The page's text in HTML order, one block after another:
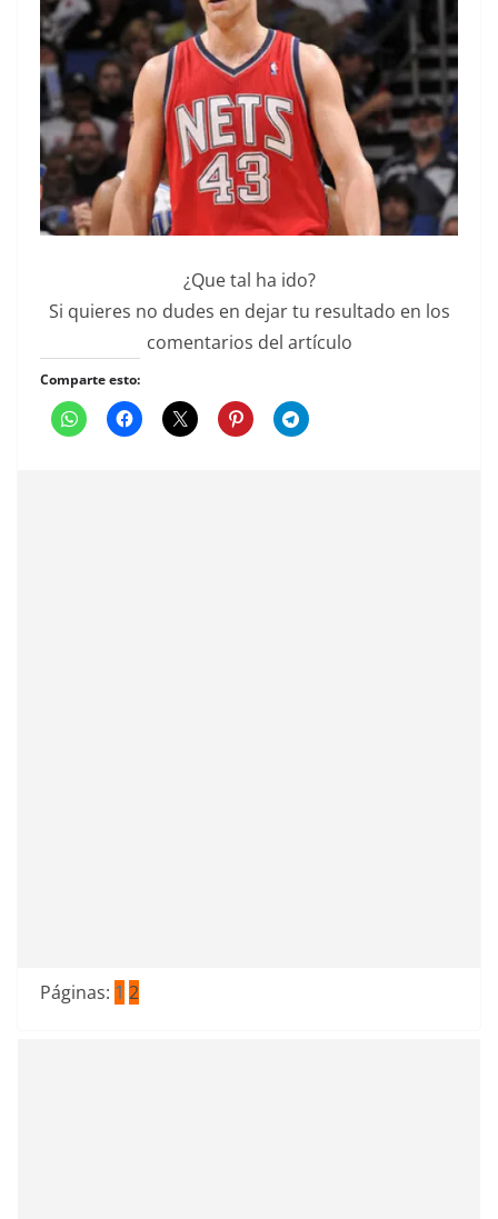
¿Que tal ha ido?
Si quieres no dudes en dejar tu resultado en los
comentarios del artículo
Comparte esto:
Páginas: 1 2